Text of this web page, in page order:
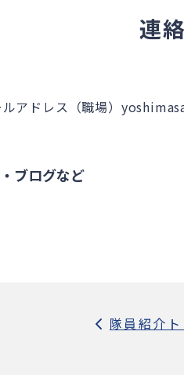
連
ルアドレス（職場）
ブログなど
隊員紹介